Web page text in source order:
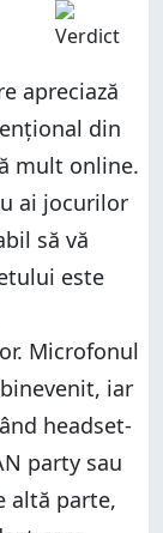
apreciază
din
mult online.
ai jocurilor
să vă
este
Microfonul
iar
headset-
party sau
altă parte,